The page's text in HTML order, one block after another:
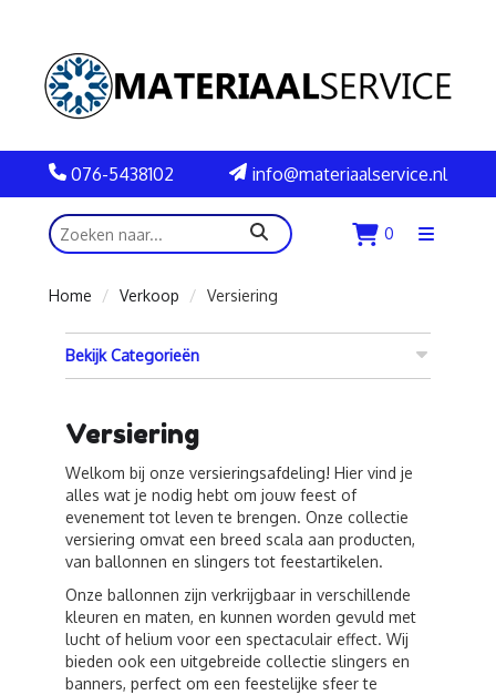
076-5438102 info@materiaalservice.nl
zoeken 0
Menu
Home
Verkoop Versiering
Bekijk Categorieën
Versiering
Welkom bij onze versieringsafdeling! Hier vind je
alles wat je nodig hebt om jouw feest of
evenement tot leven te brengen. Onze collectie
versiering omvat een breed scala aan producten,
van ballonnen en slingers tot feestartikelen.
Onze ballonnen zijn verkrijgbaar in verschillende
kleuren en maten, en kunnen worden gevuld met
lucht of helium voor een spectaculair effect. Wij
bieden ook een uitgebreide collectie slingers en
banners, perfect om een feestelijke sfeer te